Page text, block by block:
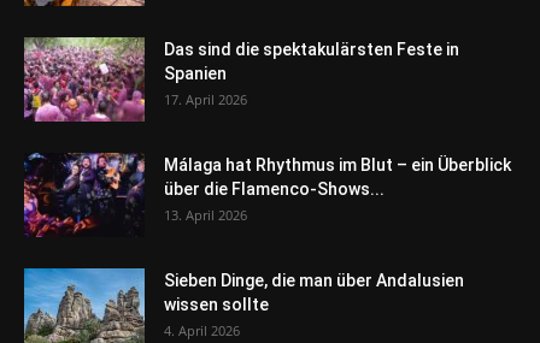
Das sind die spektakulärsten Feste in
Spanien
17. April 2026
Málaga hat Rhythmus im Blut – ein Überblick
über die Flamenco-Shows...
13. April 2026
Sieben Dinge, die man über Andalusien
wissen sollte
4. April 2026